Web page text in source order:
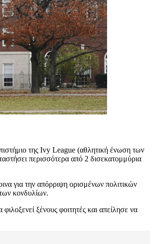
της Ivy League (αθλητική ένωση των
περισσότερα από 2 δισεκατομμύρια
για την απόρριψη ορισμένων πολιτικών
κονδυλίων.
ξένους φοιτητές και απείλησε να